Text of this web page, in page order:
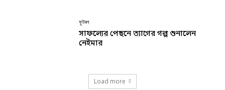
ফুটবল
সাফল্যের পেছনে ত্যাগের গল্প শুনালেন
নেইমার
Load more